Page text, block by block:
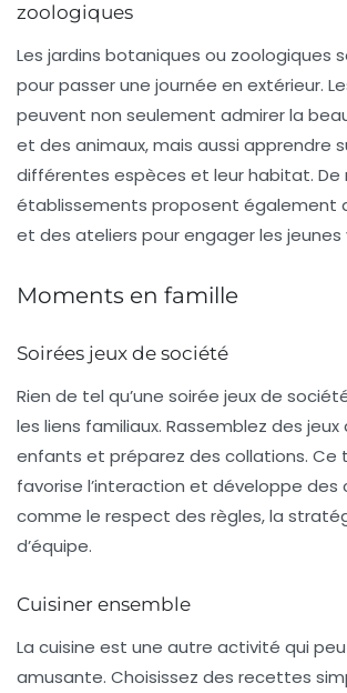
zoologiques
Les jardins botaniques ou zoologiques
pour passer une journée en extérieur.
peuvent non seulement admirer la
et des animaux, mais aussi apprendre
différentes espèces et leur habitat. De
établissements proposent également
et des ateliers pour engager les jeunes
Moments en famille
Soirées jeux de société
Rien de tel qu’une soirée jeux de
les liens familiaux. Rassemblez des
enfants et préparez des collations. Ce
favorise l’interaction et développe
comme le respect des règles, la
d’équipe.
Cuisiner ensemble
La cuisine est une autre activité qui
amusante. Choisissez des recettes